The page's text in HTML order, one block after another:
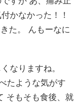
かなかった！！
た。 んもーなに
くなりますね。
たような気がす
そもそも食後、就